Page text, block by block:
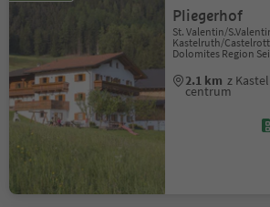
Pliegerhof
St. Valentin/
Kastelruth/
Dolomites Region
2.1 km z
centrum